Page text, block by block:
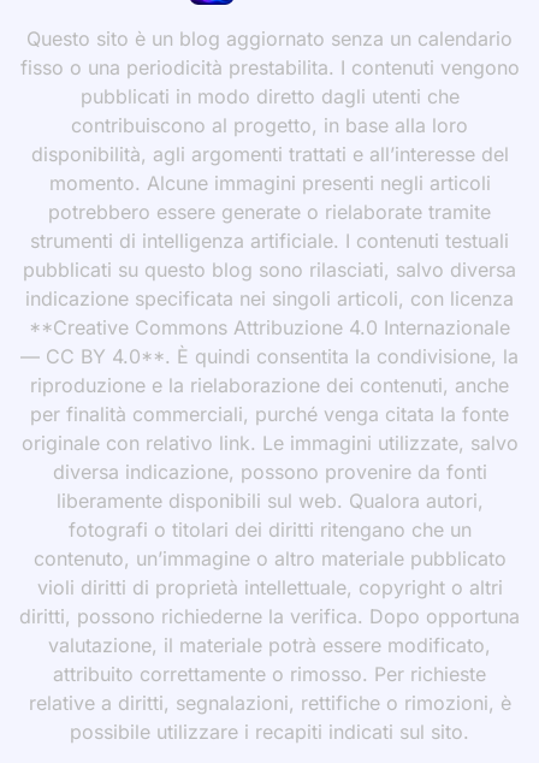
Questo sito è un blog aggiornato senza un calendario
fisso o una periodicità prestabilita. I contenuti vengono
pubblicati in modo diretto dagli utenti che
contribuiscono al progetto, in base alla loro
disponibilità, agli argomenti trattati e all’interesse del
momento. Alcune immagini presenti negli articoli
potrebbero essere generate o rielaborate tramite
strumenti di intelligenza artificiale. I contenuti testuali
pubblicati su questo blog sono rilasciati, salvo diversa
indicazione specificata nei singoli articoli, con licenza
**Creative Commons Attribuzione 4.0 Internazionale
— CC BY 4.0**. È quindi consentita la condivisione, la
riproduzione e la rielaborazione dei contenuti, anche
per finalità commerciali, purché venga citata la fonte
originale con relativo link. Le immagini utilizzate, salvo
diversa indicazione, possono provenire da fonti
liberamente disponibili sul web. Qualora autori,
fotografi o titolari dei diritti ritengano che un
contenuto, un’immagine o altro materiale pubblicato
violi diritti di proprietà intellettuale, copyright o altri
diritti, possono richiederne la verifica. Dopo opportuna
valutazione, il materiale potrà essere modificato,
attribuito correttamente o rimosso. Per richieste
relative a diritti, segnalazioni, rettifiche o rimozioni, è
possibile utilizzare i recapiti indicati sul sito.